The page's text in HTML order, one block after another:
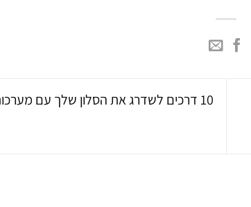
10 דרכים לשדרג את הסלון שלך עם מערכות ישיבה מודרניות